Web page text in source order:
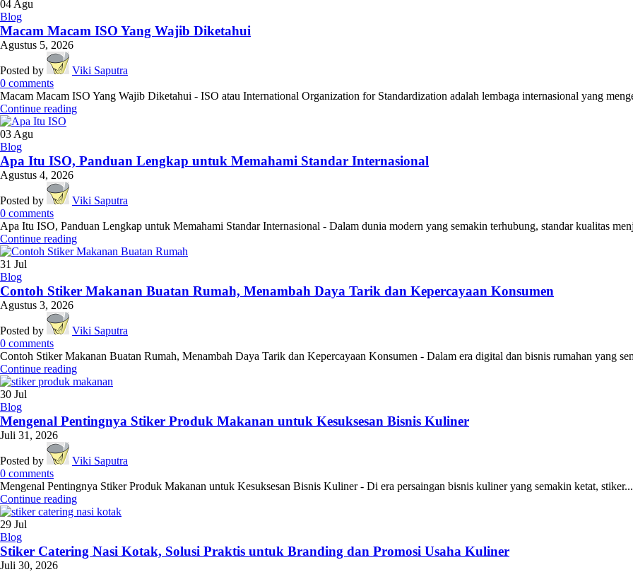
04 Agu
Blog
Macam Macam ISO Yang Wajib Diketahui
Agustus 5, 2026
Posted by
Viki Saputra
0 comments
Macam Macam ISO Yang Wajib Diketahui - ISO atau International Organization for Standardization adalah lembaga internasional yang
Continue reading
03 Agu
Blog
Apa Itu ISO, Panduan Lengkap untuk Memahami Standar Internasional
Agustus 4, 2026
Posted by
Viki Saputra
0 comments
Apa Itu ISO, Panduan Lengkap untuk Memahami Standar Internasional - Dalam dunia modern yang semakin terhubung, standar kualitas
Continue reading
31 Jul
Blog
Contoh Stiker Makanan Buatan Rumah, Menambah Daya Tarik dan Kepercayaan Konsumen
Agustus 3, 2026
Posted by
Viki Saputra
0 comments
Contoh Stiker Makanan Buatan Rumah, Menambah Daya Tarik dan Kepercayaan Konsumen - Dalam era digital dan bisnis rumahan yang
Continue reading
30 Jul
Blog
Mengenal Pentingnya Stiker Produk Makanan untuk Kesuksesan Bisnis Kuliner
Juli 31, 2026
Posted by
Viki Saputra
0 comments
Mengenal Pentingnya Stiker Produk Makanan untuk Kesuksesan Bisnis Kuliner - Di era persaingan bisnis kuliner yang semakin ketat, stiker...
Continue reading
29 Jul
Blog
Stiker Catering Nasi Kotak, Solusi Praktis untuk Branding dan Promosi Usaha Kuliner
Juli 30, 2026